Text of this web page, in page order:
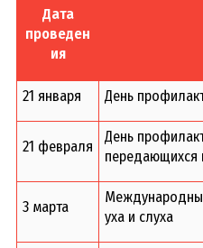
Дата
проведен
ия
21 января День
21 февраля
День
передающихся
3 марта
уха и слуха